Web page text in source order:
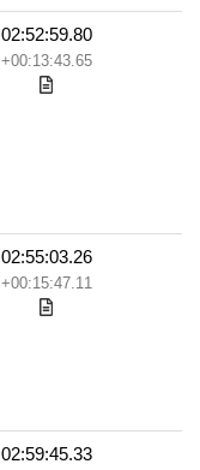
02:52:59.80
+00:13:43.65
02:55:03.26
+00:15:47.11
02:59:45.33